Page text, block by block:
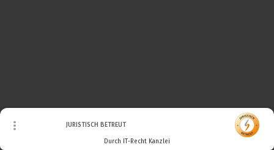
JURISTISCH BETREUT
Durch IT-Recht Kanzlei